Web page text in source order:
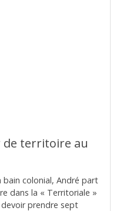
territoire au
bain colonial, André part
dans la « Territoriale »
devoir prendre sept